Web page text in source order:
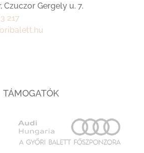
Czuczor Gergely u. 7.
217
TÁMOGATÓK